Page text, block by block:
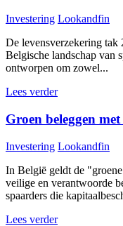
Investering Lookandfin
De levensverzekering tak
Belgische landschap van
ontworpen om zowel...
Lees verder
Groen beleggen
Investering Lookandfin
In België geldt de
veilige en verantwoorde
spaarders die
Lees verder